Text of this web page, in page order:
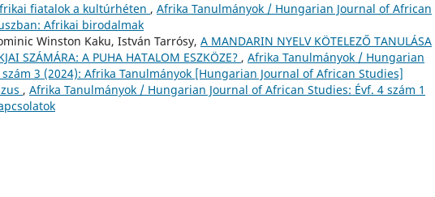
fiatalok a kultúrhéten , Afrika Tanulmányok / Hungarian Journal of African
Afrikai birodalmak
Winston Kaku, István Tarrósy, A MANDARIN NYELV KÖTELEZŐ TANULÁSA
SZÁMÁRA: A PUHA HATALOM ESZKÖZE? , Afrika Tanulmányok / Hungarian
3 (2024): Afrika Tanulmányok [Hungarian Journal of African Studies]
, Afrika Tanulmányok / Hungarian Journal of African Studies: Évf. 4 szám 1